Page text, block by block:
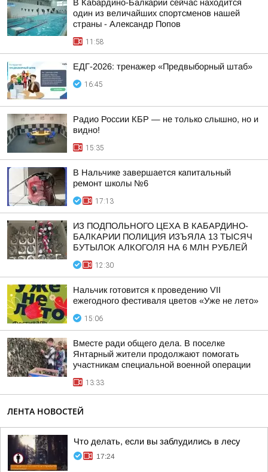
В Кабардино-Балкарии сейчас находится
один из величайших спортсменов нашей
страны - Александр Попов
11:58
ЕДГ-2026: тренажер «Предвыборный штаб»
16:45
Радио России КБР — не только слышно, но и
видно!
15:35
В Нальчике завершается капитальный
ремонт школы №6
17:13
ИЗ ПОДПОЛЬНОГО ЦЕХА В КАБАРДИНО-
БАЛКАРИИ ПОЛИЦИЯ ИЗЪЯЛА 13 ТЫСЯЧ
БУТЫЛОК АЛКОГОЛЯ НА 6 МЛН РУБЛЕЙ
12:30
Нальчик готовится к проведению VII
ежегодного фестиваля цветов «Уже не лето»
15:06
Вместе ради общего дела. В поселке
Янтарный жители продолжают помогать
участникам специальной военной операции
13:33
ЛЕНТА НОВОСТЕЙ
Что делать, если вы заблудились в лесу
17:24